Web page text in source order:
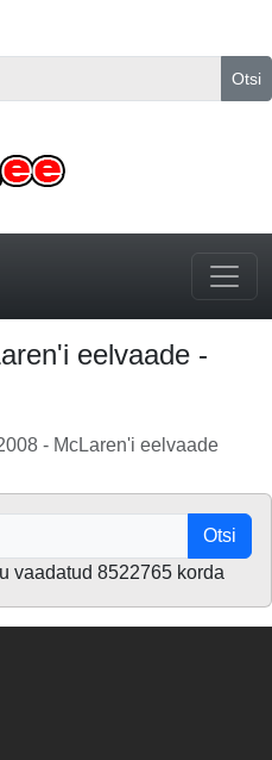
Otsi
eelvaade -
- McLaren'i eelvaade
Otsi
vaadatud 8522765 korda